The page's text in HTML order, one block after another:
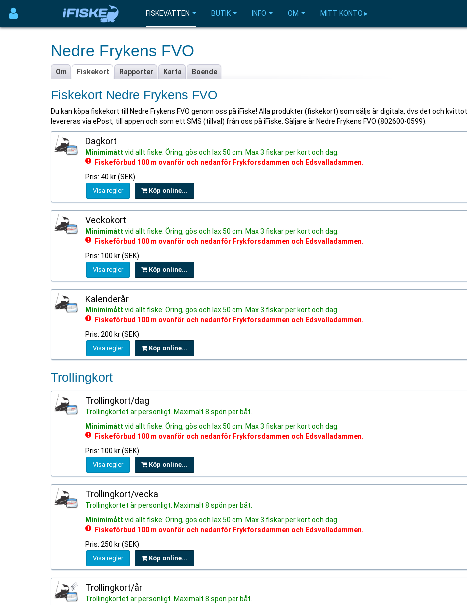
FISKEVATTEN BUTIK INFO OM MITT KONTO ▸
Nedre Frykens FVO
Om Fiskekort Rapporter Karta Boende
Fiskekort Nedre Frykens FVO
Du kan köpa fiskekort till Nedre Frykens FVO genom oss på iFiske! Alla produkter (fiskekort) som säljs är digitala, dvs det och kvittot
levereras via ePost, till appen och som ett SMS (tillval) från oss på iFiske. Säljare är Nedre Frykens FVO (802600-0599).
Dagkort
Minimimått vid allt fiske: Öring, gös och lax 50 cm. Max 3 fiskar per kort och dag.
Fiskeförbud 100 m ovanför och nedanför Frykforsdammen och Edsvalladammen.
Pris: 40 kr (SEK)
Visa regler Köp online...
Veckokort
Minimimått vid allt fiske: Öring, gös och lax 50 cm. Max 3 fiskar per kort och dag.
Fiskeförbud 100 m ovanför och nedanför Frykforsdammen och Edsvalladammen.
Pris: 100 kr (SEK)
Visa regler Köp online...
Kalenderår
Minimimått vid allt fiske: Öring, gös och lax 50 cm. Max 3 fiskar per kort och dag.
Fiskeförbud 100 m ovanför och nedanför Frykforsdammen och Edsvalladammen.
Pris: 200 kr (SEK)
Visa regler Köp online...
Trollingkort
Trollingkort/dag
Trollingkortet är personligt. Maximalt 8 spön per båt.
Minimimått vid allt fiske: Öring, gös och lax 50 cm. Max 3 fiskar per kort och dag.
Fiskeförbud 100 m ovanför och nedanför Frykforsdammen och Edsvalladammen.
Pris: 100 kr (SEK)
Visa regler Köp online...
Trollingkort/vecka
Trollingkortet är personligt. Maximalt 8 spön per båt.
Minimimått vid allt fiske: Öring, gös och lax 50 cm. Max 3 fiskar per kort och dag.
Fiskeförbud 100 m ovanför och nedanför Frykforsdammen och Edsvalladammen.
Pris: 250 kr (SEK)
Visa regler Köp online...
Trollingkort/år
Trollingkortet är personligt. Maximalt 8 spön per båt.